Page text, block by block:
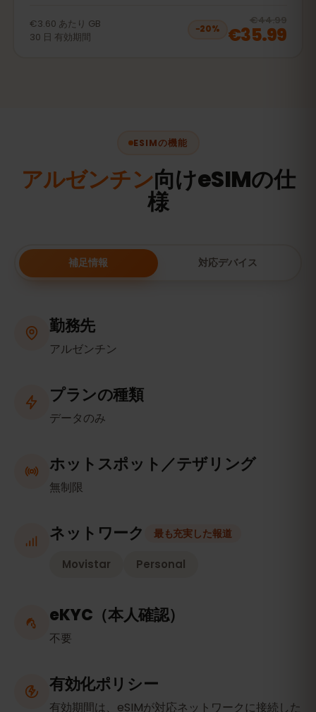
€3.60 あたり GB
30 日 有効期間
−20%
€44.99
€35.99
ESIMの機能
アルゼンチン向けeSIMの仕
様
補足情報 対応デバイス
勤務先
アルゼンチン
プランの種類
データのみ
ホットスポット／テザリング
無制限
ネットワーク 最も充実した報道
Movistar Personal
eKYC（本人確認）
不要
有効化ポリシー
有効期間は、eSIMが対応ネットワークに接続した